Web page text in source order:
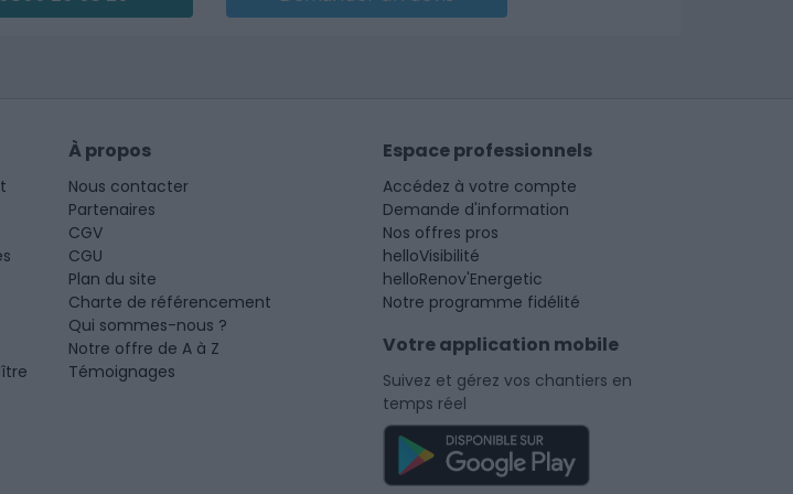
À propos
Nous contacter
Partenaires
CGV
CGU
Plan du site
Charte de référencement
Qui sommes-nous ?
Notre offre de A à Z
Témoignages
Espace professionnels
Accédez à votre compte
Demande d'information
Nos offres pros
helloVisibilité
helloRenov'Energetic
Notre programme fidélité
Votre application mobile
Suivez et gérez vos chantiers en
temps réel